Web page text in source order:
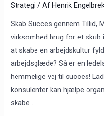
Strategi / AfHenrik
Skab Succes gennem Tillid,
virksomhed brug for et skub
at skabe en arbejdskultur
arbejdsglæde? Så er en
hemmelige vej til succes!
konsulenter kan hjælpe
skabe …